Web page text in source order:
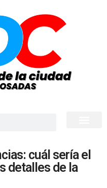
cuál sería el
detalles de la